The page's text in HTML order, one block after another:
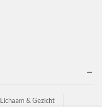
Lichaam & Gezicht